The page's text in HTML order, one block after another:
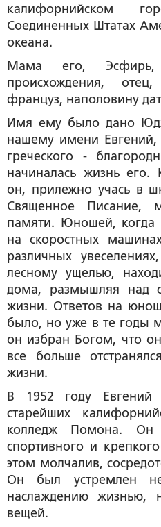
калифорнийском
Соединенных Штатах
океана.
Мама его, Эсфирь,
происхождения,
француз, наполовину
Имя ему было дано
нашему имени Евгений,
греческого -
начиналась жизнь его.
он, прилежно учась в
Священное Писание,
памяти. Юношей, когда
на скоростных
различных
лесному ущелью,
дома, размышляя над
жизни. Ответов на
было, но уже в те годы
он избран Богом, что
все больше
жизни.
В 1952 году
старейших
колледж Помона. Он
спортивного и
этом молчалив,
Он был устремлен
наслаждению жизнью,
вещей.